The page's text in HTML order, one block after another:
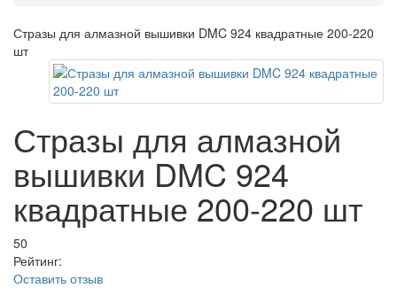
Стразы для алмазной вышивки DMC 924 квадратные 200-220
шт
Стразы для алмазной
вышивки DMC 924
квадратные 200-220 шт
50
Рейтинг:
Оставить отзыв